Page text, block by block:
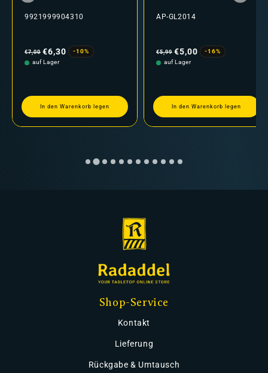
9921999904310
Preis
€7,00 €6,30
-10%
auf Lager
In den Warenkorb legen
AP-GL2014
Preis
€5,99 €5,00
-16%
auf Lager
In den Warenkorb legen
Shop-Service
Kontakt
Lieferung
Rückgabe & Umtausch